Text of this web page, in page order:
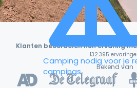
Camping nodig voor je
campings
Klanten beoordelen hun ervaring
132.395
Bekend van